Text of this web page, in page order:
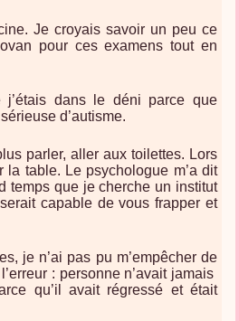
Je croyais savoir un peu ce
pour ces examens tout en
j’étais dans le déni parce que
d’autisme.
parler, aller aux toilettes. Lors
table. Le psychologue m’a dit
temps que je cherche un institut
capable de vous frapper et
je n’ai pas pu m’empêcher de
: personne n’avait jamais
qu’il avait régressé et était